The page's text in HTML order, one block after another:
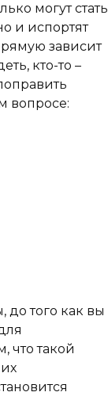
могут стать
и испортят
зависит
кто-то –
вопросе:
до того как вы
что такой